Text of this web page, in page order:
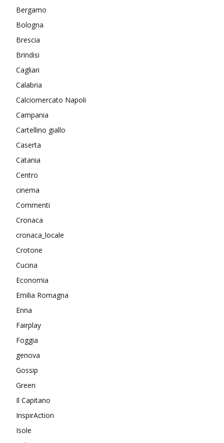
Bergamo
Bologna
Brescia
Brindisi
Cagliari
Calabria
Calciomercato Napoli
Campania
Cartellino giallo
Caserta
Catania
Centro
cinema
Commenti
Cronaca
cronaca_locale
Crotone
Cucina
Economia
Emilia Romagna
Enna
Fairplay
Foggia
genova
Gossip
Green
Il Capitano
InspirAction
Isole